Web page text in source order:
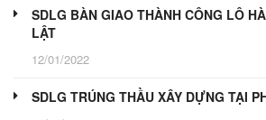
SDLG BÀN GIAO THÀNH CÔNG LÔ
LẬT
12/01/2022
SDLG TRÚNG THẦU XÂY DỰNG TẠI